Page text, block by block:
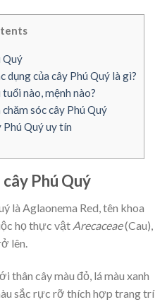
Quý
dụng của cây Phú Quý là gì?
nào, mệnh nào?
chăm sóc cây Phú Quý
Phú Quý uy tín
Phú Quý
là Aglaonema Red, tên khoa
họ thực vật Arecaceae(Cau),
lên.
thân cây màu đỏ, lá màu xanh
sắc rực rỡ thích hợp trang trí